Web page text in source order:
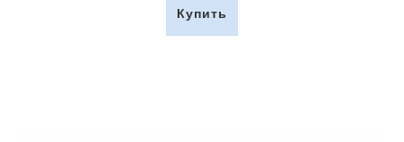
Купить